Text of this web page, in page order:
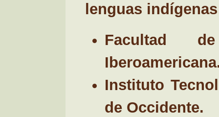
lenguas
Facultad
Instituto
de Occidente.